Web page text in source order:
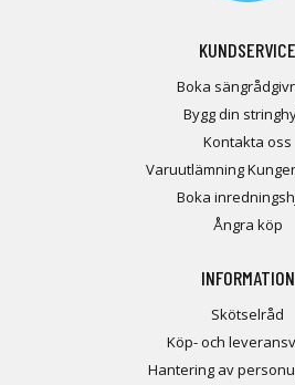
KUNDSERVICE
Boka
Bygg din
Kontakta oss
Varuutlämning
Boka
Ångra köp
INFORMATION
Skötselråd
Köp- och
Hantering av